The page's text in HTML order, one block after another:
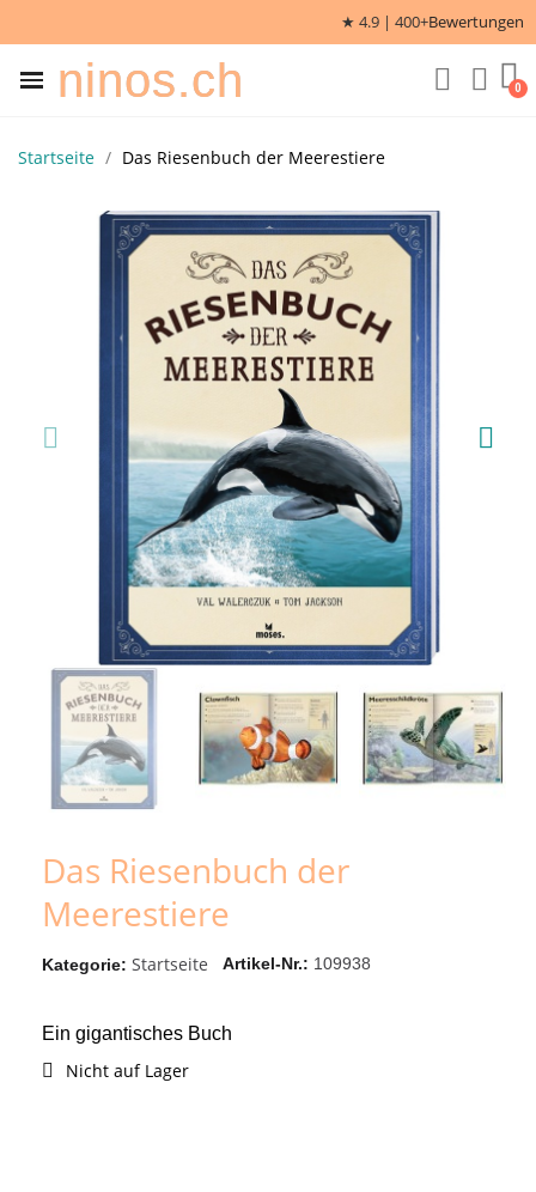
★ 4.9 | 400+Bewertungen
ninos.ch
Startseite Das Riesenbuch der Meerestiere
Das Riesenbuch der
Meerestiere
Kategorie Startseite Artikel-Nr. 109938
Ein gigantisches Buch
Nicht auf Lager